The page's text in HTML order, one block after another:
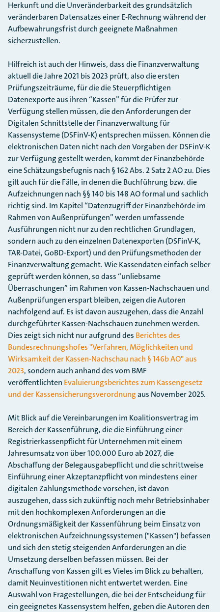
Herkunft und die Unveränderbarkeit des grundsätzlich
veränderbaren Datensatzes einer E-Rechnung während der
Aufbewahrungsfrist durch geeignete Maßnahmen
sicherzustellen.
Hilfreich ist auch der Hinweis, dass die Finanzverwaltung
aktuell die Jahre 2021 bis 2023 prüft, also die ersten
Prüfungszeiträume, für die die Steuerpflichtigen
Datenexporte aus ihren “Kassen” für die Prüfer zur
Verfügung stellen müssen, die den Anforderungen der
Digitalen Schnittstelle der Finanzverwaltung für
Kassensysteme (DSFinV-K) entsprechen müssen. Können die
elektronischen Daten nicht nach den Vorgaben der DSFinV-K
zur Verfügung gestellt werden, kommt der Finanzbehörde
eine Schätzungsbefugnis nach § 162 Abs. 2 Satz 2 AO zu. Dies
gilt auch für die Fälle, in denen die Buchführung bzw. die
Aufzeichnungen nach §§ 140 bis 148 AO formal und sachlich
richtig sind. Im Kapitel “Datenzugriff der Finanzbehörde im
Rahmen von Außenprüfungen” werden umfassende
Ausführungen nicht nur zu den rechtlichen Grundlagen,
sondern auch zu den einzelnen Datenexporten (DSFinV-K,
TAR-Datei, GoBD-Export) und den Prüfungsmethoden der
Finanzverwaltung gemacht. Wie Kassendaten einfach selber
geprüft werden können, so dass “unliebsame
Überraschungen” im Rahmen von Kassen-Nachschauen und
Außenprüfungen erspart bleiben, zeigen die Autoren
nachfolgend auf. Es ist davon auszugehen, dass die Anzahl
durchgeführter Kassen-Nachschauen zunehmen werden.
Dies zeigt sich nicht nur aufgrund des Berichtes des
Bundesrechnungshofes "Verfahren, Möglichkeiten und
Wirksamkeit der Kassen-Nachschau nach § 146b AO" aus
2023, sondern auch anhand des vom BMF
veröffentlichten Evaluierungsberichtes zum Kassengesetz
und der Kassensicherungsverordnungaus November 2025.
Mit Blick auf die Vereinbarungen im Koalitionsvertrag im
Bereich der Kassenführung, die die Einführung einer
Registrierkassenpflicht für Unternehmen mit einem
Jahresumsatz von über 100.000 Euro ab 2027, die
Abschaffung der Belegausgabepflicht und die schrittweise
Einführung einer Akzeptanzpflicht von mindestens einer
digitalen Zahlungsmethode vorsehen, ist davon
auszugehen, dass sich zukünftig noch mehr Betriebsinhaber
mit den hochkomplexen Anforderungen an die
Ordnungsmäßigkeit der Kassenführung beim Einsatz von
elektronischen Aufzeichnungssystemen ("Kassen") befassen
und sich den stetig steigenden Anforderungen an die
Umsetzung derselben befassen müssen. Bei der
Anschaffung von Kassen gilt es Vieles im Blick zu behalten,
damit Neuinvestitionen nicht entwertet werden. Eine
Auswahl von Fragestellungen, die bei der Entscheidung für
ein geeignetes Kassensystem helfen, geben die Autoren den